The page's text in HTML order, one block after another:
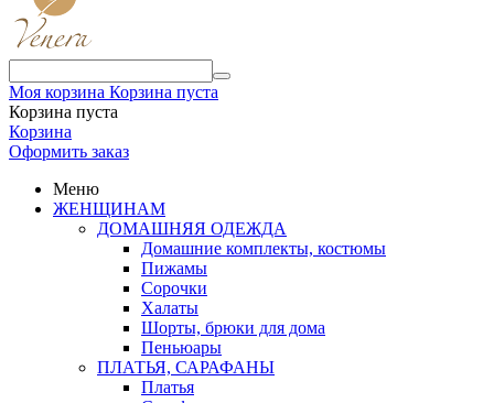
Моя корзина Корзина пуста
Корзина пуста
Корзина
Оформить заказ
Меню
ЖЕНЩИНАМ
ДОМАШНЯЯ ОДЕЖДА
Домашние комплекты, костюмы
Пижамы
Сорочки
Халаты
Шорты, брюки для дома
Пеньюары
ПЛАТЬЯ, САРАФАНЫ
Платья